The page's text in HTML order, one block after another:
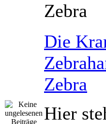
Zebra
Die
Zebra
Hier